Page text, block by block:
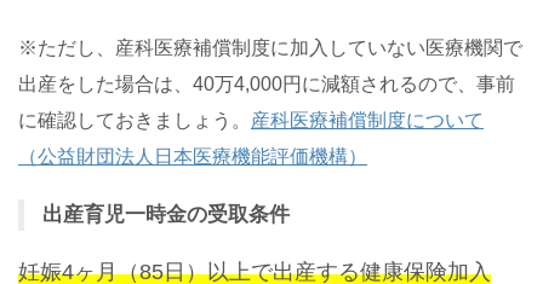
※ただし、産科医療補償制度に加入していない医療機関で
出産をした場合は、40万4,000円に減額されるので、事前
に確認しておきましょう。 産科医療補償制度について
（公益財団法人日本医療機能評価機構）
出産育児一時金の受取条件
妊娠4ヶ月（85日）以上で出産する健康保険加入